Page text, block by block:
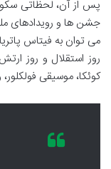
پس از آن، لحظاتی
جشن ها و رویدادهای
روز استقلال و روز
کوئکا، موسیقی